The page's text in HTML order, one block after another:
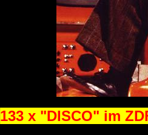
133 x "DISCO" im